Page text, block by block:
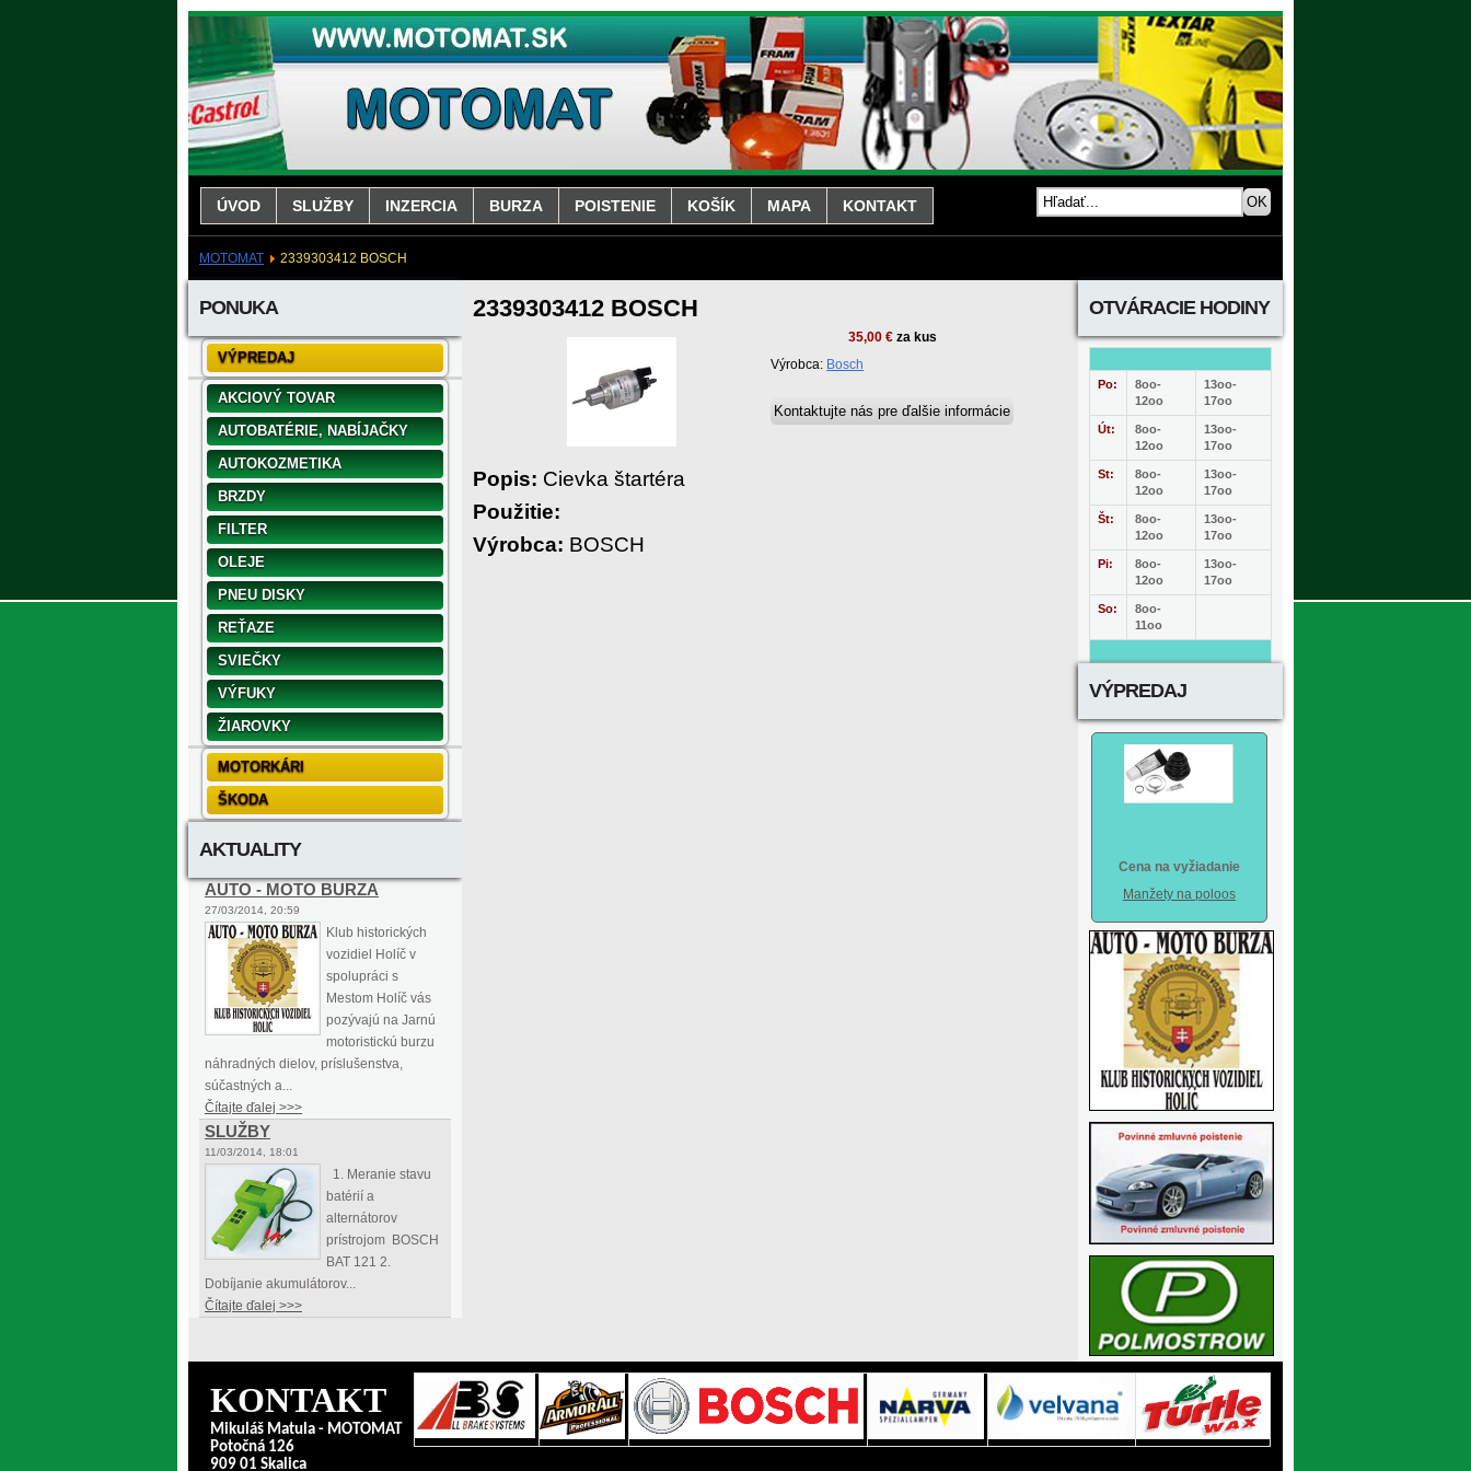
ÚVOD SLUŽBY INZERCIA BURZA POISTENIE KOŠÍK MAPA KONTAKT
MOTOMAT 2339303412 BOSCH
PONUKA
VÝPREDAJ
AKCIOVÝ TOVAR
AUTOBATÉRIE, NABÍJAČKY
AUTOKOZMETIKA
BRZDY
FILTER
OLEJE
PNEU DISKY
REŤAZE
SVIEČKY
VÝFUKY
ŽIAROVKY
MOTORKÁRI
ŠKODA
AKTUALITY
AUTO - MOTO BURZA
27/03/2014, 20:59
Klub historických
vozidiel Holíč v
spolupráci s
Mestom Holíč vás
pozývajú na Jarnú
motoristickú burzu
náhradných dielov, príslušenstva,
súčastných a...
Čítajte ďalej >>>
SLUŽBY
11/03/2014, 18:01
1. Meranie stavu
batérií a
alternátorov
prístrojom BOSCH
BAT 121 2.
Dobíjanie akumulátorov...
Čítajte ďalej >>>
2339303412 BOSCH
35,00 € za kus
Výrobca: Bosch
Popis: Cievka štartéra
Použitie:
Výrobca: BOSCH
OTVÁRACIE HODINY
Po:
8oo-
12oo
13oo-
17oo
Út:
8oo-
12oo
13oo-
17oo
St:
8oo-
12oo
13oo-
17oo
Št:
8oo-
12oo
13oo-
17oo
Pi:
8oo-
12oo
13oo-
17oo
So:
8oo-
11oo
VÝPREDAJ
Cena na vyžiadanie
Manžety na poloos
KONTAKT
Mikuláš Matula - MOTOMAT
Potočná 126
909 01 Skalica